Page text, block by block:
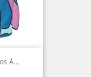
À...